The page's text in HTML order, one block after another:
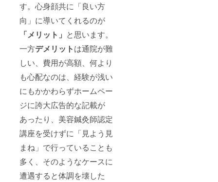
す。心身顔共に「良い方
向」に導いてくれるのが
「メリット」 と思います。
一方デメリットは通院が難
しい、費用が高額、何より
も心配なのは、経験が浅い
にもかかわらずホームペー
ジに誇大広告的な記載が
あったり、美容鍼灸師認定
講座を受けずに「見よう見
まね」で行っていることも
多く、そのようなケースに
遭遇すると体調を壊した